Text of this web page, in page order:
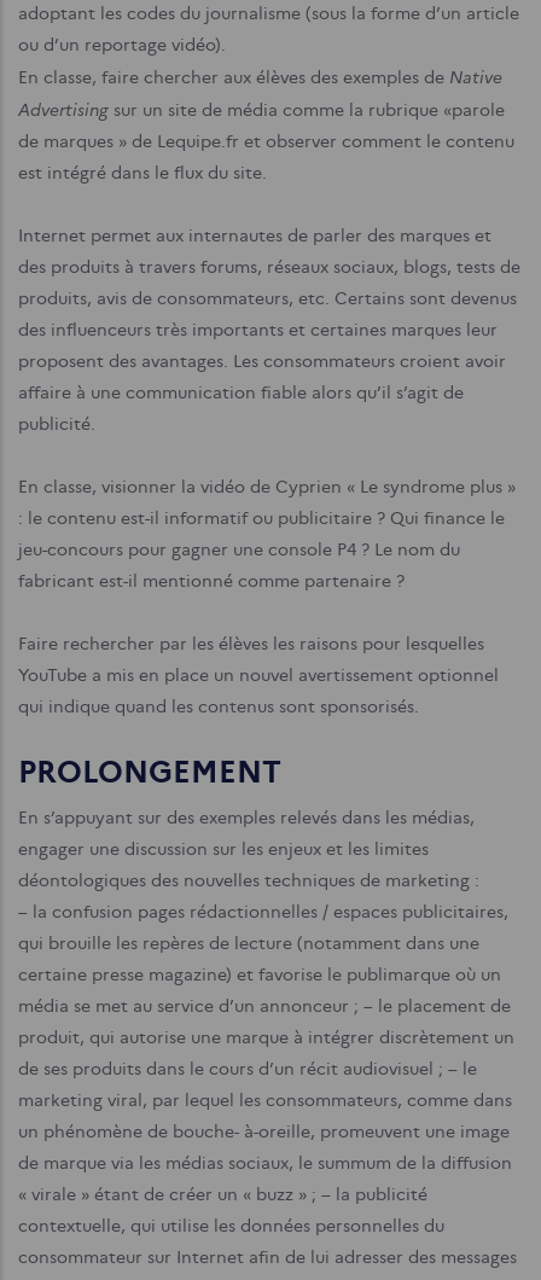
adoptant les codes du journalisme (sous la forme d’un article
ou d’un reportage vidéo).
En classe, faire chercher aux élèves des exemples de Native
Advertising sur un site de média comme la rubrique «parole
de marques » de Lequipe.fr et observer comment le contenu
est intégré dans le flux du site.
Internet permet aux internautes de parler des marques et
des produits à travers forums, réseaux sociaux, blogs, tests de
produits, avis de consommateurs, etc. Certains sont devenus
des influenceurs très importants et certaines marques leur
proposent des avantages. Les consommateurs croient avoir
affaire à une communication fiable alors qu’il s’agit de
publicité.
En classe, visionner la vidéo de Cyprien « Le syndrome plus »
: le contenu est-il informatif ou publicitaire ? Qui finance le
jeu-concours pour gagner une console P4 ? Le nom du
fabricant est-il mentionné comme partenaire ?
Faire rechercher par les élèves les raisons pour lesquelles
YouTube a mis en place un nouvel avertissement optionnel
qui indique quand les contenus sont sponsorisés.
PROLONGEMENT
En s’appuyant sur des exemples relevés dans les médias,
engager une discussion sur les enjeux et les limites
déontologiques des nouvelles techniques de marketing :
– la confusion pages rédactionnelles / espaces publicitaires,
qui brouille les repères de lecture (notamment dans une
certaine presse magazine) et favorise le publimarque où un
média se met au service d’un annonceur ; – le placement de
produit, qui autorise une marque à intégrer discrètement un
de ses produits dans le cours d’un récit audiovisuel ; – le
marketing viral, par lequel les consommateurs, comme dans
un phénomène de bouche- à-oreille, promeuvent une image
de marque via les médias sociaux, le summum de la diffusion
« virale » étant de créer un « buzz » ; – la publicité
contextuelle, qui utilise les données personnelles du
consommateur sur Internet afin de lui adresser des messages